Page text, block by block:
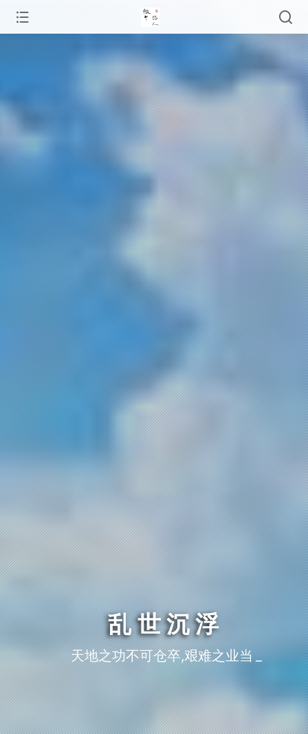
乱世沉浮
天地之功不可仓